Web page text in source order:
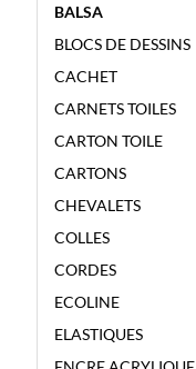
BALSA
BLOCS DE DESSINS
CACHET
CARNETS TOILES
CARTON TOILE
CARTONS
CHEVALETS
COLLES
CORDES
ECOLINE
ELASTIQUES
2,06€